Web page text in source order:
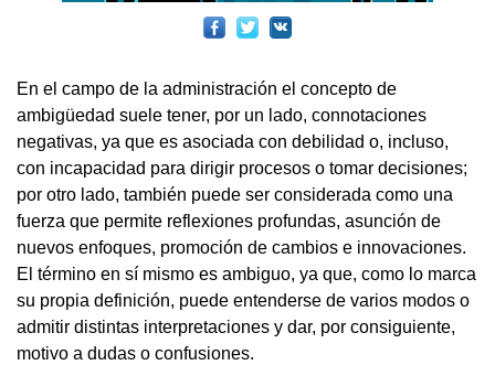
En el campo de la administración el concepto de
ambigüedad suele tener, por un lado, connotaciones
negativas, ya que es asociada con debilidad o, incluso,
con incapacidad para dirigir procesos o tomar decisiones;
por otro lado, también puede ser considerada como una
fuerza que permite reflexiones profundas, asunción de
nuevos enfoques, promoción de cambios e innovaciones.
El término en sí mismo es ambiguo, ya que, como lo marca
su propia definición, puede entenderse de varios modos o
admitir distintas interpretaciones y dar, por consiguiente,
motivo a dudas o confusiones.